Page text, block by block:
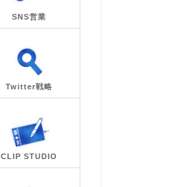
SNS営業
Twitter戦略
CLIP STUDIO